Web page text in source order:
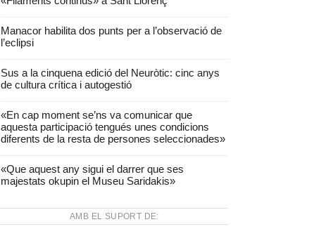
Manacor habilita dos punts per a l’observació de
l’eclipsi
Sus a la cinquena edició del Neuròtic: cinc anys
de cultura crítica i autogestió
«En cap moment se’ns va comunicar que
aquesta participació tengués unes condicions
diferents de la resta de persones seleccionades»
«Que aquest any sigui el darrer que ses
majestats okupin el Museu Saridakis»
AMB EL SUPORT DE: